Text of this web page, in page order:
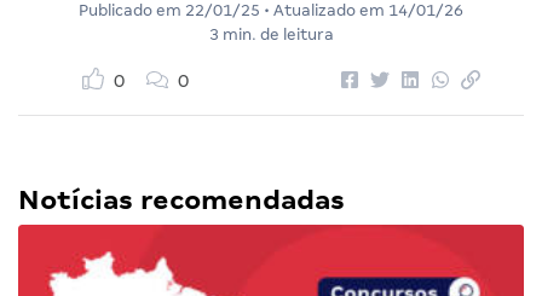
Publicado em 22/01/25 • Atualizado em 14/01/26
3 min. de leitura
0 0
Notícias recomendadas